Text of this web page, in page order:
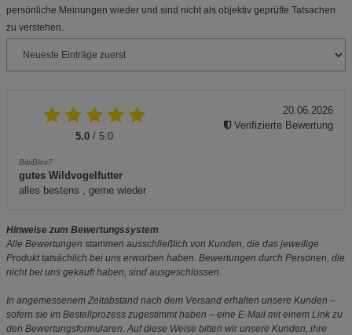
persönliche Meinungen wieder und sind nicht als objektiv geprüfte Tatsachen
zu verstehen.
5.0 / 5.0
BibiBlox7
gutes Wildvogelfutter
alles bestens , gerne wieder
20.06.2026
Verifizierte Bewertung
Hinweise zum Bewertungssystem
Alle Bewertungen stammen ausschließlich von Kunden, die das jeweilige
Produkt tatsächlich bei uns erworben haben. Bewertungen durch Personen, die
nicht bei uns gekauft haben, sind ausgeschlossen.
In angemessenem Zeitabstand nach dem Versand erhalten unsere Kunden –
sofern sie im Bestellprozess zugestimmt haben – eine E-Mail mit einem Link zu
den Bewertungsformularen. Auf diese Weise bitten wir unsere Kunden, ihre